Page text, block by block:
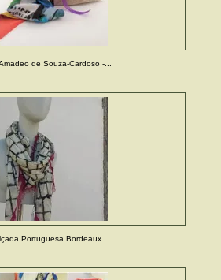
de Souza-Cardoso -...
Portuguesa Bordeaux